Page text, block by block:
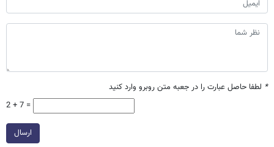
* لطفا حاصل عبارت را در جعبه متن روبرو وارد کنید
2 + 7 =
ارسال